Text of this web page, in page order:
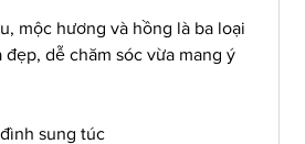
mộc hương và hồng là ba loại
dễ chăm sóc vừa mang ý
sung túc